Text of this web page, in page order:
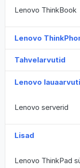
Lenovo ThinkBook
Lenovo
Tahvelarvutid
Lenovo
Lenovo serverid
Lisad
Lenovo ThinkPad